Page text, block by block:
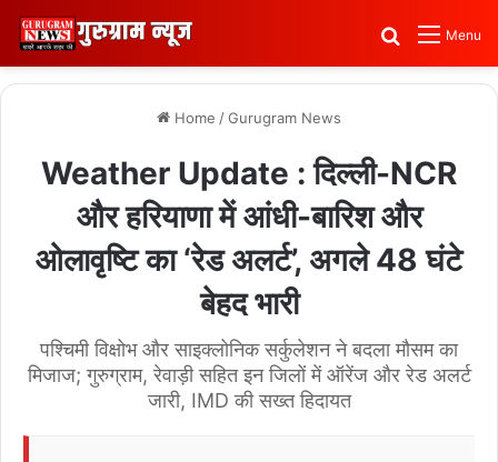
Menu
Search for
Home /Gurugram News
Weather Update : दिल्ली-NCR
और हरियाणा में आंधी-बारिश और
ओलावृष्टि का ‘रेड अलर्ट’, अगले 48 घंटे
बेहद भारी
पश्चिमी विक्षोभ और साइक्लोनिक सर्कुलेशन ने बदला मौसम का
मिजाज; गुरुग्राम, रेवाड़ी सहित इन जिलों में ऑरेंज और रेड अलर्ट
जारी, IMD की सख्त हिदायत